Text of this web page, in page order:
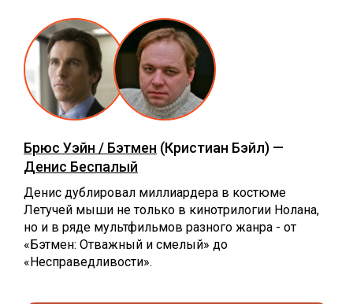
Брюс Уэйн / Бэтмен (Кристиан Бэйл) —
Денис Беспалый
Денис дублировал миллиардера в костюме
Летучей мыши не только в кинотрилогии Нолана,
но и в ряде мультфильмов разного жанра - от
«Бэтмен: Отважный и смелый» до
«Несправедливости».